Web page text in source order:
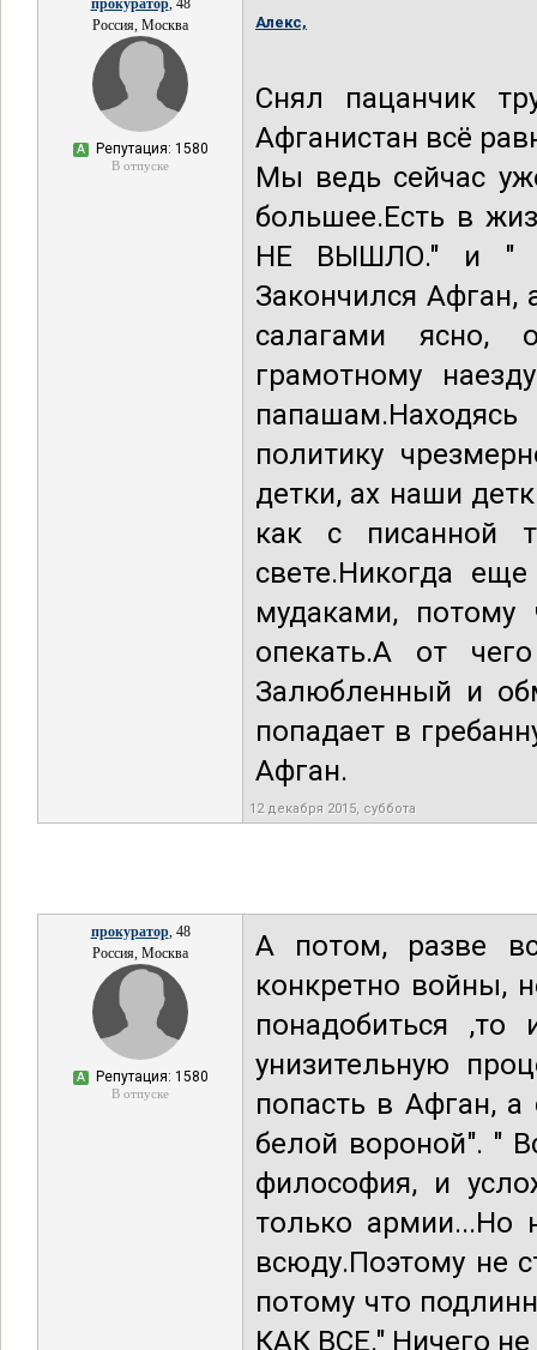
прокуратор, 48
Россия, Москва
А Репутация: 1580
В отпуске
Алекс,
Снял пацанчик
Афганистан всё
Мы ведь сейчас
большее.Есть в
НЕ ВЫШЛО." и "
Закончился Афган,
салагами ясно,
грамотному
политику
детки, ах наши
как с писанной
свете.Никогда
мудаками,
опекать.А от
Залюбленный и
попадает в
Афган.
12 декабря 2015, суббота
прокуратор, 48
Россия, Москва
А Репутация: 1580
В отпуске
А потом, разве
конкретно войны,
понадобиться
унизительную
попасть в Афган,
белой вороной". "
философия, и
только
всюду.Поэтому не
потому что
КАК ВСЕ." Ничего